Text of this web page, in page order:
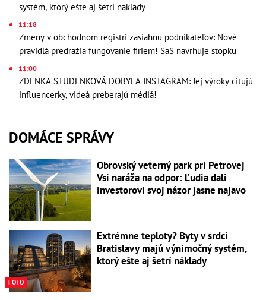
systém, ktorý ešte aj šetrí náklady
11:18
Zmeny v obchodnom registri zasiahnu podnikateľov: Nové
pravidlá predražia fungovanie firiem! SaS navrhuje stopku
11:00
ZDENKA STUDENKOVÁ DOBYLA INSTAGRAM: Jej výroky citujú
influencerky, videá preberajú médiá!
DOMÁCE SPRÁVY
Obrovský veterný park pri Petrovej
Vsi naráža na odpor: Ľudia dali
investorovi svoj názor jasne najavo
FOTO
Extrémne teploty? Byty v srdci
Bratislavy majú výnimočný systém,
ktorý ešte aj šetrí náklady